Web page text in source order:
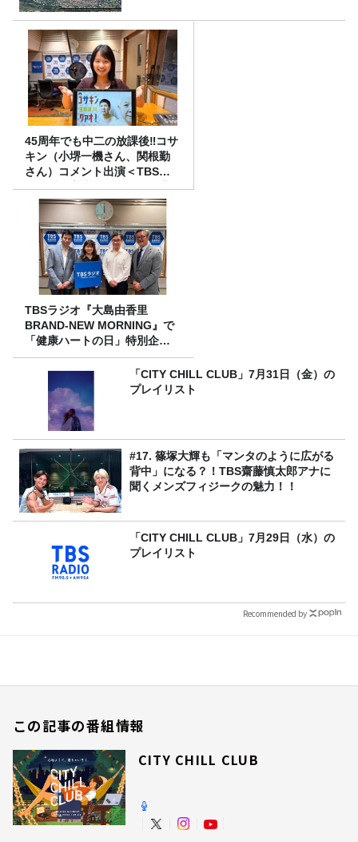
45周年でも中二の放課後‼コサ
キン（小堺一機さん、関根勤
さん）コメント出演＜TBSラ
ジオ番組審議会からのご報告
TBSラジオ『大島由香里
BRAND-NEW MORNING』で
「健康ハートの日」特別企画
を8/10（月）に放送
「CITY CHILL CLUB」7月31日（金）の
プレイリスト
#17. 篠塚大輝も「マンタのように広がる
背中」になる？！TBS齋藤慎太郎アナに
聞くメンズフィジークの魅力！！
「CITY CHILL CLUB」7月29日（水）の
プレイリスト
Recommended by
この記事の番組情報
CITY CHILL CLUB